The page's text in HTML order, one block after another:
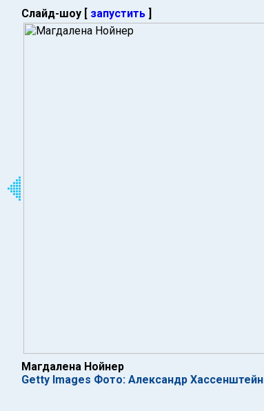
Слайд-шоу [ запустить ]
Магдалена Нойнер
Getty Images Фото: Александр Хассенштейн